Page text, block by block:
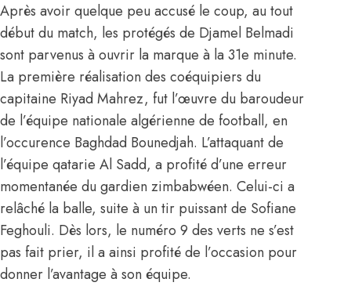
Après avoir quelque peu accusé le coup, au tout
début du match, les protégés de Djamel Belmadi
sont parvenus à ouvrir la marque à la 31e minute.
La première réalisation des coéquipiers du
capitaine Riyad Mahrez, fut l’œuvre du baroudeur
de l’équipe nationale algérienne de football, en
l’occurence Baghdad Bounedjah. L’attaquant de
l’équipe qatarie Al Sadd, a profité d’une erreur
momentanée du gardien zimbabwéen. Celui-ci a
relâché la balle, suite à un tir puissant de Sofiane
Feghouli. Dès lors, le numéro 9 des verts ne s’est
pas fait prier, il a ainsi profité de l’occasion pour
donner l’avantage à son équipe.